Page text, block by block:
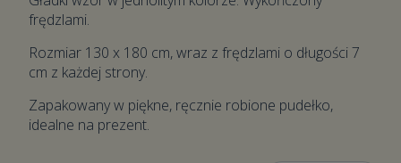
frędzlami.
Rozmiar 130 x 180 cm, wraz z frędzlami o długości 7
cm z każdej strony.
Zapakowany w piękne, ręcznie robione pudełko,
idealne na prezent.